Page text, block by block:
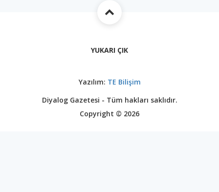
YUKARI ÇIK
Yazılım: TE Bilişim
Diyalog Gazetesi - Tüm hakları saklıdır.
Copyright © 2026